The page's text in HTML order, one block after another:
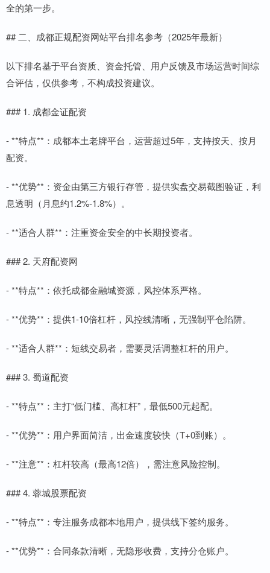
全的第一步。
## 二、成都正规配资网站平台排名参考（2025年最新）
以下排名基于平台资质、资金托管、用户反馈及市场运营时间综
合评估，仅供参考，不构成投资建议。
### 1. 成都金证配资
- **特点**：成都本土老牌平台，运营超过5年，支持按天、按月
配资。
- **优势**：资金由第三方银行存管，提供实盘交易截图验证，利
息透明（月息约1.2%-1.8%）。
- **适合人群**：注重资金安全的中长期投资者。
### 2. 天府配资网
- **特点**：依托成都金融城资源，风控体系严格。
- **优势**：提供1-10倍杠杆，风控线清晰，无强制平仓陷阱。
- **适合人群**：短线交易者，需要灵活调整杠杆的用户。
### 3. 蜀道配资
- **特点**：主打“低门槛、高杠杆”，最低500元起配。
- **优势**：用户界面简洁，出金速度较快（T+0到账）。
- **注意**：杠杆较高（最高12倍），需注意风险控制。
### 4. 蓉城股票配资
- **特点**：专注服务成都本地用户，提供线下签约服务。
- **优势**：合同条款清晰，无隐形收费，支持分仓账户。